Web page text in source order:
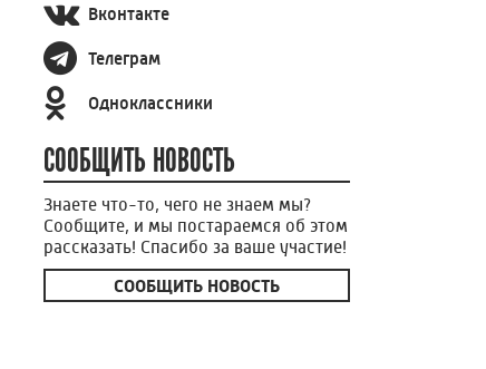
Вконтакте
Телеграм
Одноклассники
СООБЩИТЬ НОВОСТЬ
Знаете что-то, чего не знаем мы?
Сообщите, и мы постараемся об этом
рассказать! Спасибо за ваше участие!
СООБЩИТЬ НОВОСТЬ